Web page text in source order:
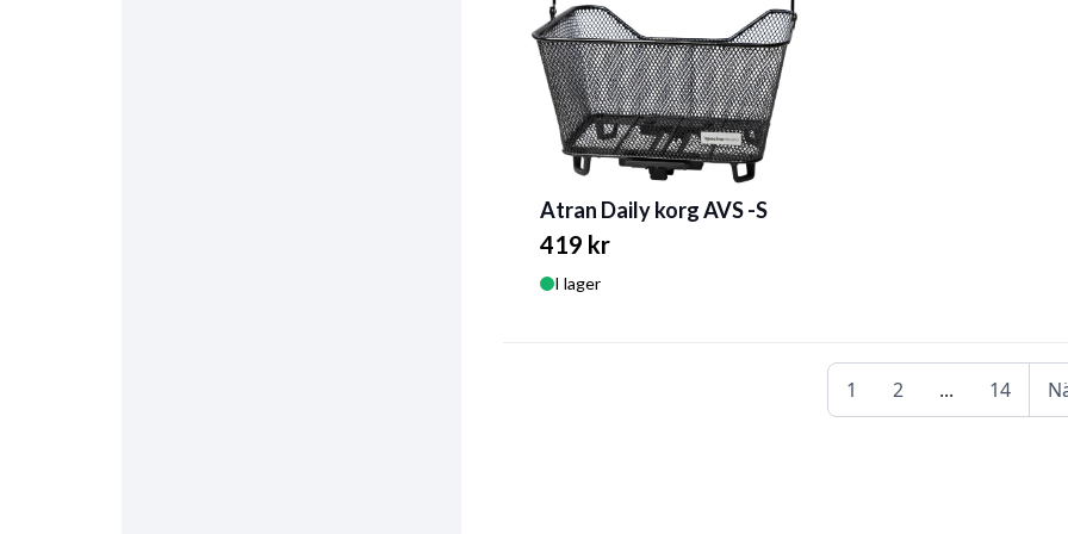
Atran Daily korg AVS -S
419 kr
I lager
1 2 ... 14